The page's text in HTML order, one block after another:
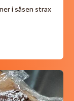
i såsen strax